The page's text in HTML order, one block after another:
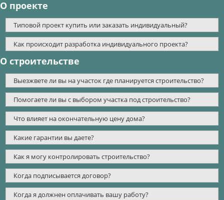
О проекте
Типовой проект купить или заказать индивидуальный?
Как происходит разработка индивидуального проекта?
О строительстве
Выезжвете ли вы на участок где планируется строительство?
Помогаете ли вы с выбором участка под строительство?
Что влияет на окончательную цену дома?
Какие гарантии вы даете?
Как я могу контролировать строительство?
Когда подписывается договор?
Когда я должнен оплачивать вашу работу?